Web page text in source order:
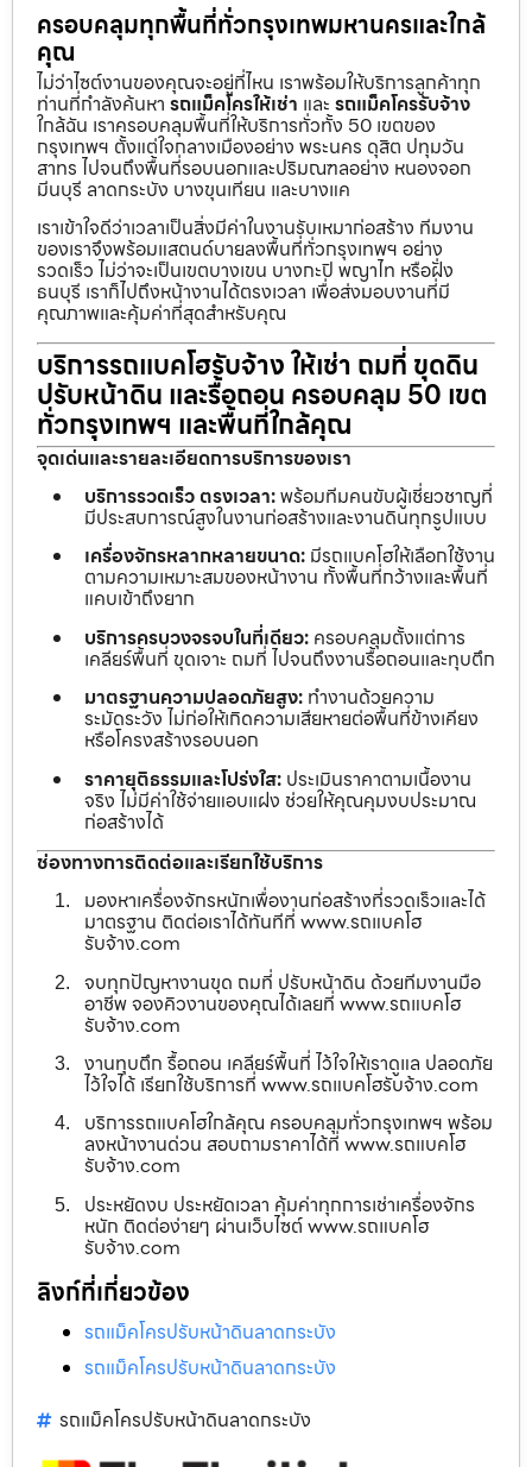
ครอบคลุมทุกพื้นที่ทั่วกรุงเทพมหานครและใกล้
คุณ
ไม่ว่าไซต์งานของคุณจะอยู่ที่ไหน เราพร้อมให้บริการลูกค้าทุก
ท่านที่กำลังค้นหา รถแม็คโครให้เช่า และ รถแม็คโครรับจ้าง
ใกล้ฉัน เราครอบคลุมพื้นที่ให้บริการทั่วทั้ง 50 เขตของ
กรุงเทพฯ ตั้งแต่ใจกลางเมืองอย่าง พระนคร ดุสิต ปทุมวัน
สาทร ไปจนถึงพื้นที่รอบนอกและปริมณฑลอย่าง หนองจอก
มีนบุรี ลาดกระบัง บางขุนเทียน และบางแค
เราเข้าใจดีว่าเวลาเป็นสิ่งมีค่าในงานรับเหมาก่อสร้าง ทีมงาน
ของเราจึงพร้อมแสตนด์บายลงพื้นที่ทั่วกรุงเทพฯ อย่าง
รวดเร็ว ไม่ว่าจะเป็นเขตบางเขน บางกะปิ พญาไท หรือฝั่ง
ธนบุรี เราก็ไปถึงหน้างานได้ตรงเวลา เพื่อส่งมอบงานที่มี
คุณภาพและคุ้มค่าที่สุดสำหรับคุณ
บริการรถแบคโฮรับจ้าง ให้เช่า ถมที่ ขุดดิน
ปรับหน้าดิน และรื้อถอน ครอบคลุม 50 เขต
ทั่วกรุงเทพฯ และพื้นที่ใกล้คุณ
จุดเด่นและรายละเอียดการบริการของเรา
บริการรวดเร็ว ตรงเวลา:พร้อมทีมคนขับผู้เชี่ยวชาญที่
มีประสบการณ์สูงในงานก่อสร้างและงานดินทุกรูปแบบ
เครื่องจักรหลากหลายขนาด: มีรถแบคโฮให้เลือกใช้งาน
ตามความเหมาะสมของหน้างาน ทั้งพื้นที่กว้างและพื้นที่
แคบเข้าถึงยาก
บริการครบวงจรจบในที่เดียว: ครอบคลุมตั้งแต่การ
เคลียร์พื้นที่ ขุดเจาะ ถมที่ ไปจนถึงงานรื้อถอนและทุบตึก
มาตรฐานความปลอดภัยสูง: ทำงานด้วยความ
ระมัดระวัง ไม่ก่อให้เกิดความเสียหายต่อพื้นที่ข้างเคียง
หรือโครงสร้างรอบนอก
ราคายุติธรรมและโปร่งใส: ประเมินราคาตามเนื้องาน
จริง ไม่มีค่าใช้จ่ายแอบแฝง ช่วยให้คุณคุมงบประมาณ
ก่อสร้างได้
ช่องทางการติดต่อและเรียกใช้บริการ
มองหาเครื่องจักรหนักเพื่องานก่อสร้างที่รวดเร็วและได้
มาตรฐาน ติดต่อเราได้ทันทีที่ www.รถแบคโฮ
รับจ้าง.com
จบทุกปัญหางานขุด ถมที่ ปรับหน้าดิน ด้วยทีมงานมือ
อาชีพ จองคิวงานของคุณได้เลยที่ www.รถแบคโฮ
รับจ้าง.com
งานทุบตึก รื้อถอน เคลียร์พื้นที่ ไว้ใจให้เราดูแล ปลอดภัย
ไว้ใจได้ เรียกใช้บริการที่ www.รถแบคโฮรับจ้าง.com
บริการรถแบคโฮใกล้คุณ ครอบคลุมทั่วกรุงเทพฯ พร้อม
ลงหน้างานด่วน สอบถามราคาได้ที่ www.รถแบคโฮ
รับจ้าง.com
ประหยัดงบ ประหยัดเวลา คุ้มค่าทุกการเช่าเครื่องจักร
หนัก ติดต่อง่ายๆ ผ่านเว็บไซต์ www.รถแบคโฮ
รับจ้าง.com
ลิงก์ที่เกี่ยวข้อง
รถแม็คโครปรับหน้าดินลาดกระบัง
รถแม็คโครปรับหน้าดินลาดกระบัง
รถแม็คโครปรับหน้าดินลาดกระบัง